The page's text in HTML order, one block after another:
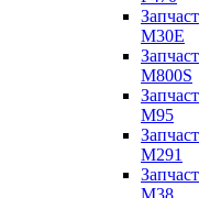
M30E
M800S
M95
M291
M38